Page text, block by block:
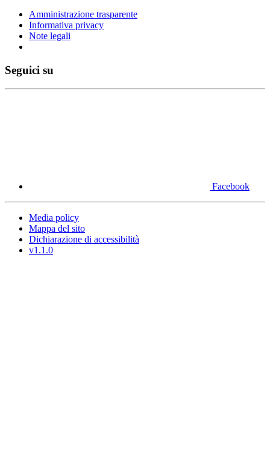
Amministrazione trasparente
Informativa privacy
Note legali
Seguici su
Facebook
Media policy
Mappa del sito
Dichiarazione di accessibilità
v1.1.0